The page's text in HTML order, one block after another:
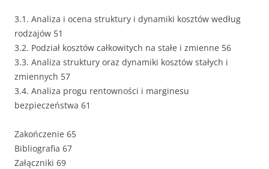
3.1. Analiza i ocena struktury i dynamiki kosztów według
rodzajów 51
3.2. Podział kosztów całkowitych na stałe i zmienne 56
3.3. Analiza struktury oraz dynamiki kosztów stałych i
zmiennych 57
3.4. Analiza progu rentowności i marginesu
bezpieczeństwa 61
Zakończenie 65
Bibliografia 67
Załączniki 69